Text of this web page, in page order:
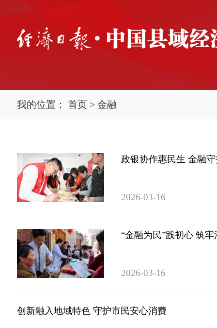
我的位置： 首页 > 金融
政银协作惠民生 金融
2026-03-16
“金融为民”践初心 筑
2026-03-16
创新融入地域特色 守护市民安心消费